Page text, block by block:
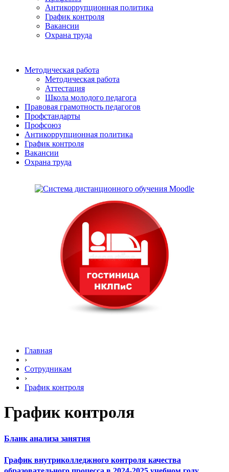
Антикоррупционная политика
График контроля
Вакансии
Охрана труда
Методическая работа
Методическая работа
Аттестация
Школа молодого педагога
Правовая грамотность педагогов
Профстандарты
Профсоюз
Антикоррупционная политика
График контроля
Вакансии
Охрана труда
Главная
›
Сотрудникам
›
График контроля
График контроля
Бланк анализа занятия
График внутриколледжного контроля качества